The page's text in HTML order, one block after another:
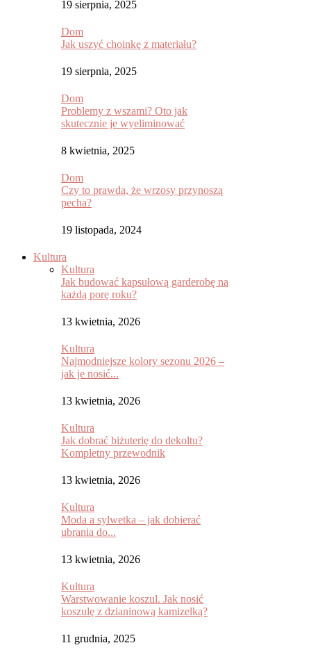
19 sierpnia, 2025
Dom
Jak uszyć choinkę z materiału?
19 sierpnia, 2025
Dom
Problemy z wszami? Oto jak
skutecznie je wyeliminować
8 kwietnia, 2025
Dom
Czy to prawda, że wrzosy przynoszą
pecha?
19 listopada, 2024
Kultura
Kultura
Jak budować kapsułową garderobę na
każdą porę roku?
13 kwietnia, 2026
Kultura
Najmodniejsze kolory sezonu 2026 –
jak je nosić...
13 kwietnia, 2026
Kultura
Jak dobrać biżuterię do dekoltu?
Kompletny przewodnik
13 kwietnia, 2026
Kultura
Moda a sylwetka – jak dobierać
ubrania do...
13 kwietnia, 2026
Kultura
Warstwowanie koszul. Jak nosić
koszulę z dzianinową kamizelką?
11 grudnia, 2025